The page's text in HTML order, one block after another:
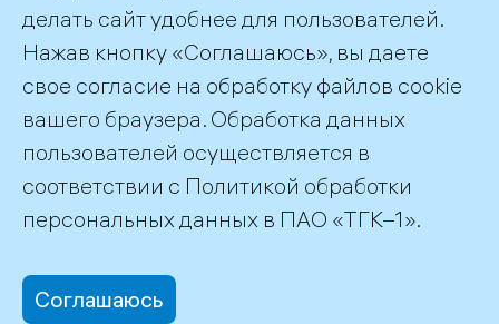
← Все публикации
©2026 ПАО «ТГК–1»
office@tgc1.ru
делать сайт удобнее для пользователей.
Нажав кнопку «Соглашаюсь», вы даете
свое согласие на обработку файлов cookie
вашего браузера. Обработка данных
пользователей осуществляется в
соответствии с Политикой обработки
персональных данных в ПАО «ТГК–1».
Соглашаюсь